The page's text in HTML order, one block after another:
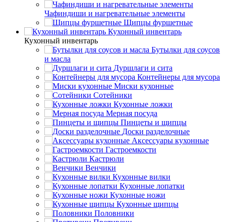
Чафиндиши и нагревательные элементы
Щипцы фуршетные
Кухонный инвентарь
Кухонный инвентарь
Бутылки для соусов
и масла
Дуршлаги и сита
Контейнеры для мусора
Миски кухонные
Сотейники
Кухонные ложки
Мерная посуда
Пинцеты и щипцы
Доски разделочные
Аксессуары кухонные
Гастроемкости
Кастрюли
Венчики
Кухонные вилки
Кухонные лопатки
Кухонные ножи
Кухонные щипцы
Половники